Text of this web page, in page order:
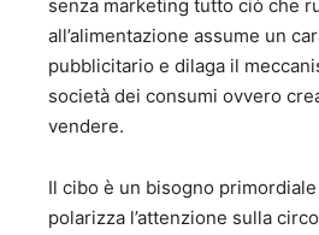
senza marketing tutto ciò che
all’alimentazione assume un
pubblicitario e dilaga il
società dei consumi ovvero
vendere.
Il cibo è un bisogno
polarizza l’attenzione sulla